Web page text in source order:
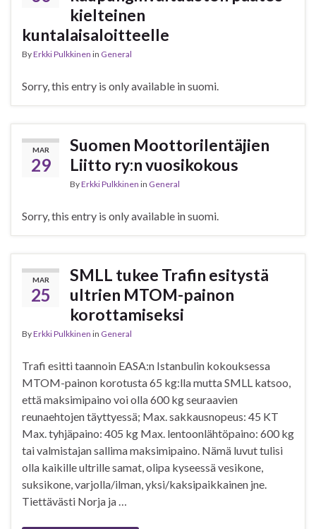
kielteinen
kuntalaisaloitteelle
ByErkki Pulkkinen in General
Sorry, this entry is only available in suomi.
MAR
29
Suomen Moottorilentäjien
Liitto ry:n vuosikokous
ByErkki Pulkkinen in General
Sorry, this entry is only available in suomi.
MAR
25
SMLL tukee Trafin esitystä
ultrien MTOM-painon
korottamiseksi
ByErkki Pulkkinen in General
Trafi esitti taannoin EASA:n Istanbulin kokouksessa
MTOM-painon korotusta 65 kg:lla mutta SMLL katsoo,
että maksimipaino voi olla 600 kg seuraavien
reunaehtojen täyttyessä; Max. sakkausnopeus: 45 KT
Max. tyhjäpaino: 405 kg Max. lentoonlähtöpaino: 600 kg
tai valmistajan sallima maksimipaino. Nämä luvut tulisi
olla kaikille ultrille samat, olipa kyseessä vesikone,
suksikone, varjolla/ilman, yksi/kaksipaikkainen jne.
Tiettävästi Norja ja …